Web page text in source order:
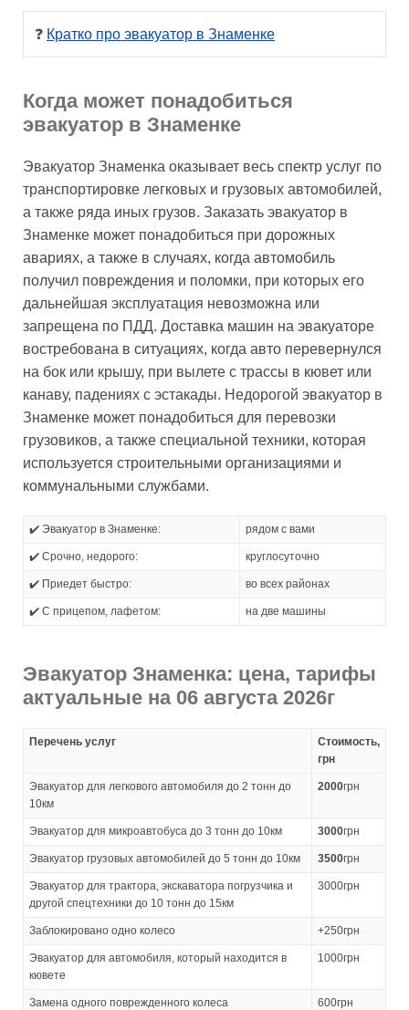
❓ Кратко про эвакуатор в Знаменке
Когда может понадобиться
эвакуатор в Знаменке
Эвакуатор Знаменка оказывает весь спектр услуг по
транспортировке легковых и грузовых автомобилей,
а также ряда иных грузов. Заказать эвакуатор в
Знаменке может понадобиться при дорожных
авариях, а также в случаях, когда автомобиль
получил повреждения и поломки, при которых его
дальнейшая эксплуатация невозможна или
запрещена по ПДД. Доставка машин на эвакуаторе
востребована в ситуациях, когда авто перевернулся
на бок или крышу, при вылете с трассы в кювет или
канаву, падениях с эстакады. Недорогой эвакуатор в
Знаменке может понадобиться для перевозки
грузовиков, а также специальной техники, которая
используется строительными организациями и
коммунальными службами.
✔️ Эвакуатор в Знаменке: рядом с вами
✔️ Срочно, недорого: круглосуточно
✔️ Приедет быстро: во всех районах
✔️ С прицепом, лафетом: на две машины
Эвакуатор Знаменка: цена, тарифы
актуальные на 06 августа 2026г
Перечень услуг
Стоимость,
грн
Эвакуатор для легкового автомобиля до 2 тонн до
10км
2000грн
Эвакуатор для микроавтобуса до 3 тонн до 10км 3000грн
Эвакуатор грузовых автомобилей до 5 тонн до 10км 3500грн
Эвакуатор для трактора, экскаватора погрузчика и
другой спецтехники до 10 тонн до 15км
3000грн
Заблокировано одно колесо +250грн
Эвакуатор для автомобиля, который находится в
кювете
1000грн
Замена одного поврежденного колеса 600грн